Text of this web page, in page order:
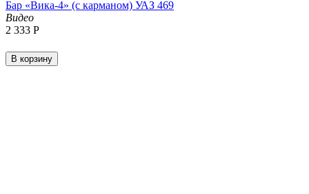
Бар «Вика-4» (с карманом) УАЗ 469
Видео
2 333 Р
В корзину